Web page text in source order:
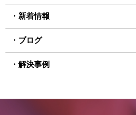
新着情報
ブログ
解決事例